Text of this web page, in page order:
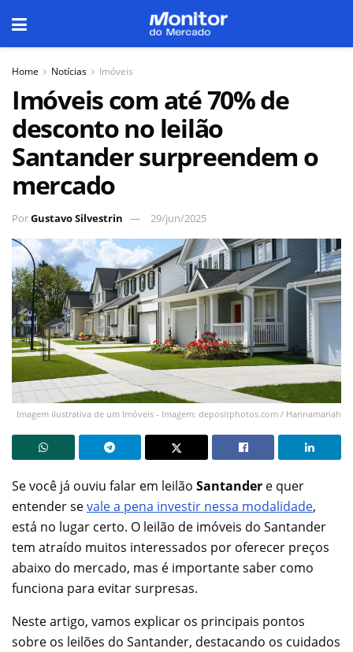
Home Notícias Imóveis
Imóveis com até 70% de
desconto no leilão
Santander surpreendem o
mercado
PorGustavo Silvestrin 29/jun/2025
Imagem ilustrativa de um Imóveis - Imagem: depositphotos.com / Hannamariah
Se você já ouviu falar em leilão Santander e quer
entender sevale a pena investir nessa modalidade,
está no lugar certo. O leilão de imóveis do Santander
tem atraído muitos interessados por oferecer preços
abaixo do mercado, mas é importante saber como
funciona para evitar surpresas.
Neste artigo, vamos explicar os principais pontos
sobre os leilões do Santander, destacando os cuidados